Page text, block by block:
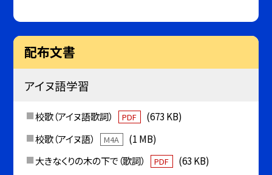
配布文書
アイヌ語学習
校歌（アイヌ語歌詞） PDF
(673 KB)
校歌（アイヌ語）
M4A
(1 MB)
大きなくりの木の下で（歌詞）
PDF
(63 KB)